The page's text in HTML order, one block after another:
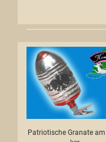
Patriotische Granate